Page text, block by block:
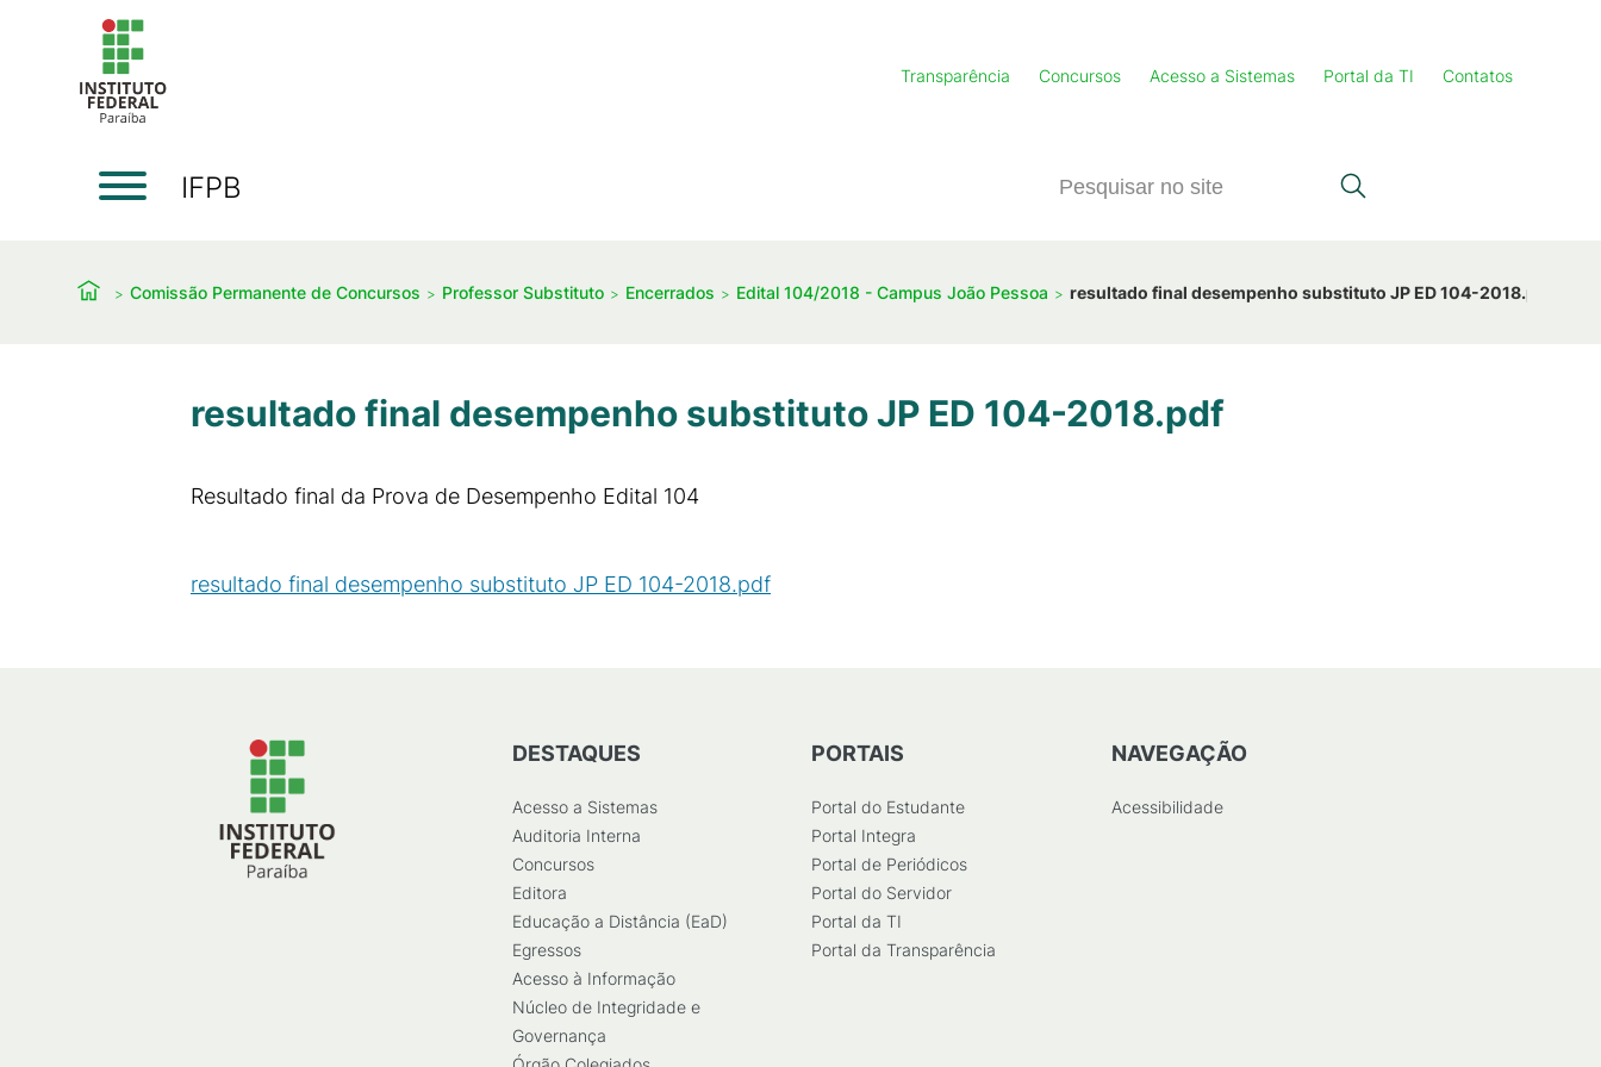
Transparência Concursos Acesso a Sistemas Portal da TI Contatos
IFPB
Comissão Permanente de Concursos Professor Substituto Encerrados Edital 104/2018 - Campus João Pessoa resultado final desempenho substituto JP ED 104-2018.pdf
resultado final desempenho substituto JP ED 104-2018.pdf
Resultado final da Prova de Desempenho Edital 104
resultado final desempenho substituto JP ED 104-2018.pdf
DESTAQUES
Acesso a Sistemas
Auditoria Interna
Concursos
Editora
Educação a Distância (EaD)
Egressos
Acesso à Informação
Núcleo de Integridade e
Governança
PORTAIS
Portal do Estudante
Portal Integra
Portal de Periódicos
Portal do Servidor
Portal da TI
Portal da Transparência
NAVEGAÇÃO
Acessibilidade